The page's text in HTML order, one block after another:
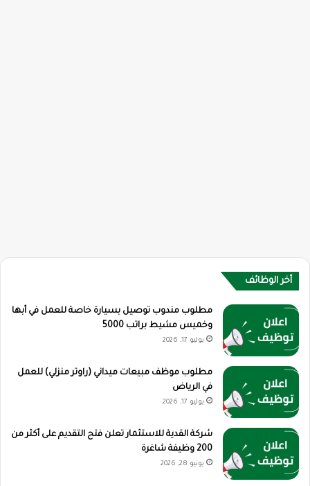
أخر الوظائف
مطلوب مندوب توصيل بسيارة خاصة للعمل في أبها
وخميس مشيط براتب 5000
يوليو 17, 2026
مطلوب موظف مبيعات ميداني (راوتر منزلي) للعمل
في الرياض
يوليو 17, 2026
شركة القدية للاستثمار تعلن فتح التقديم على أكثر من
200 وظيفة شاغرة
يونيو 28, 2026